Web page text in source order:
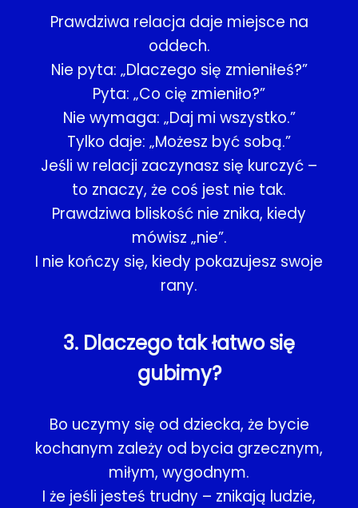
Prawdziwa relacja daje miejsce na
oddech.
Nie pyta: „Dlaczego się zmieniłeś?”
Pyta: „Co cię zmieniło?”
Nie wymaga: „Daj mi wszystko.”
Tylko daje: „Możesz być sobą.”
Jeśli w relacji zaczynasz się kurczyć –
to znaczy, że coś jest nie tak.
Prawdziwa bliskość nie znika, kiedy
mówisz „nie”.
I nie kończy się, kiedy pokazujesz swoje
rany.
3. Dlaczego tak łatwo się
gubimy?
Bo uczymy się od dziecka, że bycie
kochanym zależy od bycia grzecznym,
miłym, wygodnym.
I że jeśli jesteś trudny – znikają ludzie,